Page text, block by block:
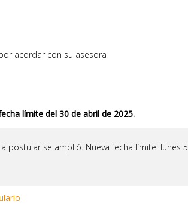
acordar con su asesora
límite del 30 de abril de 2025.
postular se amplió. Nueva fecha límite: lunes 5